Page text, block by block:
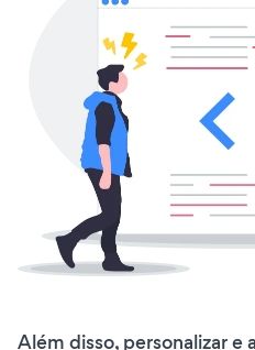
Além disso, personalizar e